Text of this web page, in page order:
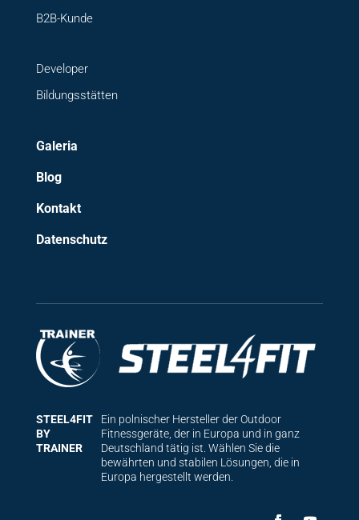
B2B-Kunde
Developer
Bildungsstätten
Galeria
Blog
Kontakt
Datenschutz
STEEL4FIT
BY
TRAINER
Ein polnischer Hersteller der Outdoor
Fitnessgeräte, der in Europa und in ganz
Deutschland tätig ist. Wählen Sie die
bewährten und stabilen Lösungen, die in
Europa hergestellt werden.